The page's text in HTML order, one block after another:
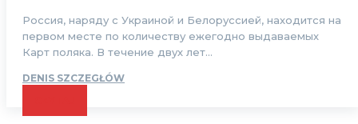
Россия, наряду с Украиной и Белоруссией, находится на
первом месте по количеству ежегодно выдаваемых
Карт поляка. В течение двух лет...
DENIS SZCZEGŁÓW